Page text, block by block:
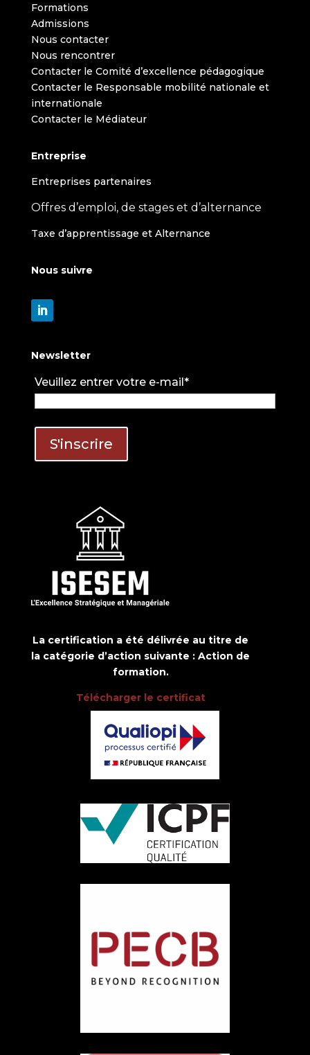
Formations
Admissions
Nous contacter
Nous rencontrer
Contacter le Comité d’excellence pédagogique
Contacter le Responsable mobilité nationale et
internationale
Contacter le Médiateur
Entreprise
Entreprises partenaires
Offres d’emploi, de stages et d’alternance
Taxe d’apprentissage et Alternance
Nous suivre
Newsletter
Veuillez entrer votre e-mail*
La certification a été délivrée au titre de
la catégorie d’action suivante : Action de
formation.
Télécharger le certificat